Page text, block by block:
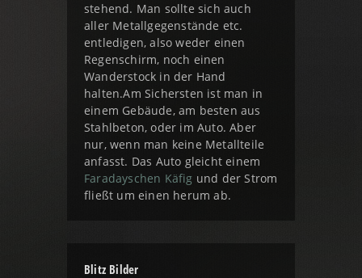
stehend. Man sollte sich auch
aller Metallgegenstände etc.
entledigen, also weder einen
Regenschirm, noch einen
Wanderstock in der Hand
halten.Am Sichersten ist man in
einem Gebäude, am besten aus
Stahlbeton, oder im Auto. Aber
nur, wenn man keine Metallteile
anfasst. Das Auto gleicht einem
Faradayschen Käfig und der Strom
fließt um einen herum ab.
Blitz Bilder